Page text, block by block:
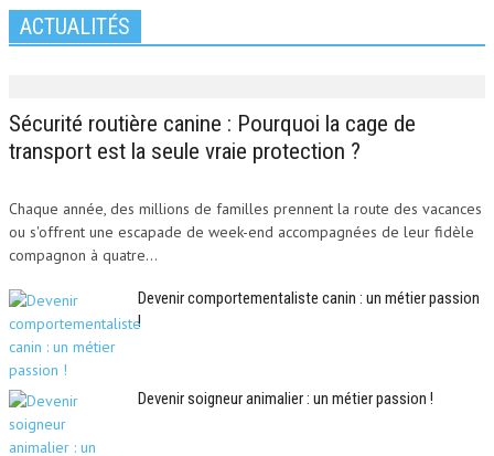
ACTUALITÉS
Sécurité routière canine : Pourquoi la cage de
transport est la seule vraie protection ?
Chaque année, des millions de familles prennent la route des vacances
ou s'offrent une escapade de week-end accompagnées de leur fidèle
compagnon à quatre...
Devenir comportementaliste canin : un métier passion
!
Devenir soigneur animalier : un métier passion !